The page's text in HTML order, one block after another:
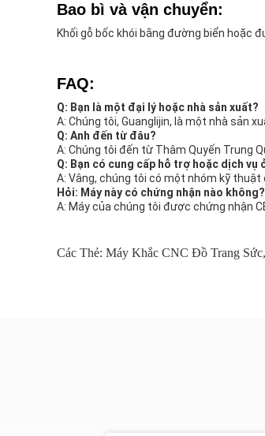
Bao bì và vận chuyển:
Khối gỗ bốc khói bằng đường biển hoặc
FAQ:
Q: Bạn là một đại lý hoặc nhà sản xuất?
A: Chúng tôi, Guanglijin, là một nhà sản
Q: Anh đến từ đâu?
A: Chúng tôi đến từ Thâm Quyến Trung
Q: Bạn có cung cấp hỗ trợ hoặc dịch vụ
A: Vâng, chúng tôi có một nhóm kỹ
Hỏi: Máy này có chứng nhận nào không?
A: Máy của chúng tôi được chứng nhận
Các Thẻ: Máy Khắc CNC Đồ Trang Sức,